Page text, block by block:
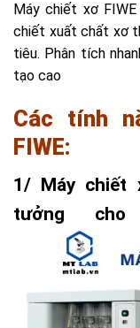
Máy chiết xơ
chiết xuất chất xơ
tiêu. Phân tích
tạo cao
Các tính
FIWE:
1/ Máy chiết
tưởng